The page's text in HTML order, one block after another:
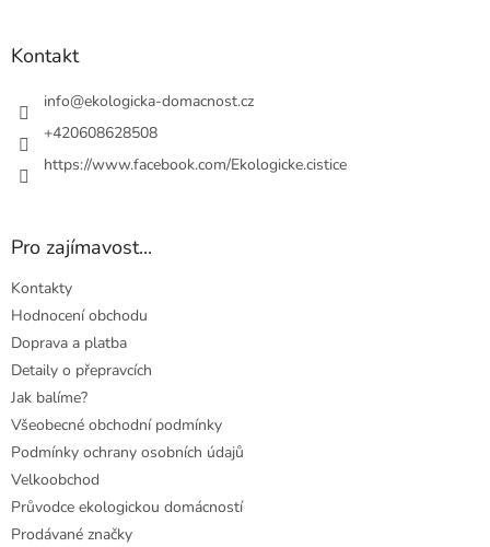
Kontakt
info@ekologicka-domacnost.cz
+420608628508
https://www.facebook.com/Ekologicke.cistice
Pro zajímavost...
Kontakty
Hodnocení obchodu
Doprava a platba
Detaily o přepravcích
Jak balíme?
Všeobecné obchodní podmínky
Podmínky ochrany osobních údajů
Velkoobchod
Průvodce ekologickou domácností
Prodávané značky